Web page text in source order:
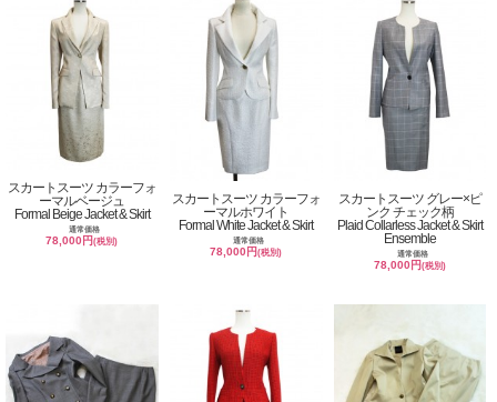
スカートスーツ カラーフォ
ーマルベージュ
Formal Beige Jacket & Skirt
通常価格
78,000円(税別)
スカートスーツ カラーフォ
ーマルホワイト
Formal White Jacket & Skirt
通常価格
78,000円(税別)
スカートスーツ グレー×ピ
ンク チェック柄
Plaid Collarless Jacket & Skirt
Ensemble
通常価格
78,000円(税別)